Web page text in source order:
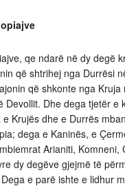
qe ndarë në dy degë
që shtrihej nga Durrësi
që shkonte nga Kruja
Devollit. Dhe dega tjetër e
Krujës dhe e Durrës
dega e Kaninës, e
Arianiti, Komneni,
dy degëve gjejmë të
e parë ishte e lidhur